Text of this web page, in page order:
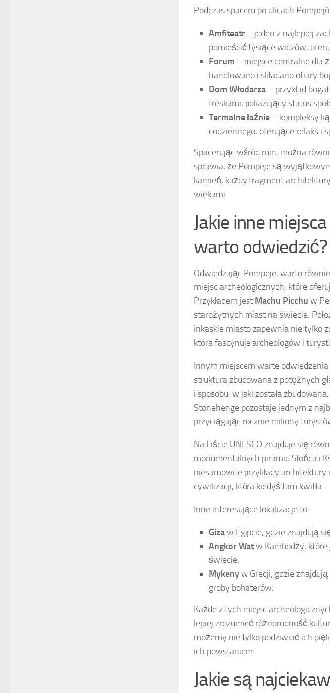
Podczas spaceru po ulicach
Amfiteatr – jeden z najlepiej
pomieścić tysiące widzów,
Forum – miejsce centralne dla
handlowano i składano ofiary
Dom Włodarza – przykład
freskami, pokazujący status
Termalne łaźnie – kompleksy
codziennego, oferujące relaks i
Spacerując wśród ruin, można
sprawia, że Pompeje są
kamień, każdy fragment
wiekami.
Jakie inne
warto odwiedzić?
Odwiedzając Pompeje, warto
miejsc archeologicznych, które
Przykładem jest Machu Picchu w
starożytnych miast na świecie.
inkaskie miasto zapewnia nie tylko
która fascynuje archeologów i
Innym miejscem warte odwiedzenia
struktura zbudowana z potężnych
i sposobu, w jaki została
Stonehenge pozostaje jednym z
przyciągając rocznie miliony
Na Liście UNESCO znajduje się
monumentalnych piramid Słońca i
niesamowite przykłady
cywilizacji, która kiedyś tam kwitła.
Inne interesujące lokalizacje to:
Gizaw Egipcie, gdzie znajdują
Angkor Watw Kambodży,
świecie.
Mykenyw Grecji, gdzie
groby bohaterów.
Każde z tych miejsc
lepiej zrozumieć różnorodność
możemy nie tylko podziwiać ich
ich powstaniem.
Jakie są